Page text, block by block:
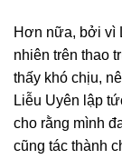
Hơn nữa, bởi vì
nhiên trên thao
thấy khó chịu,
Liễu Uyên lập
cho rằng mình
cũng tác thành